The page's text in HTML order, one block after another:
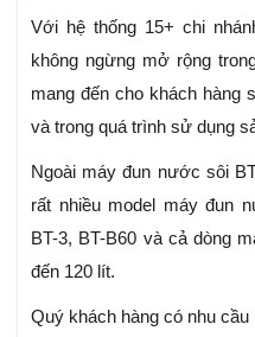
Với hệ thống 15+ chi
không ngừng mở rộng
mang đến cho khách hàng
và trong quá trình sử dụng
Ngoài máy đun nước sôi
rất nhiều model máy đun
BT-3, BT-B60 và cả dòng
đến 120 lít.
Quý khách hàng có nhu